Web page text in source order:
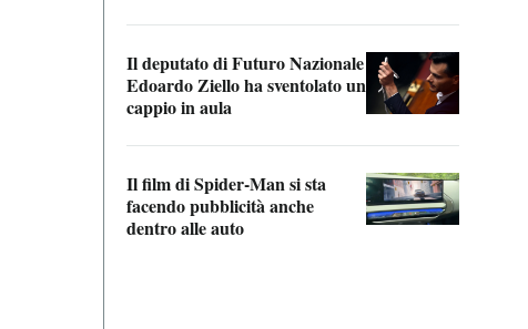
Il deputato di Futuro Nazionale
Edoardo Ziello ha sventolato un
cappio in aula
Il film di Spider-Man si sta
facendo pubblicità anche
dentro alle auto